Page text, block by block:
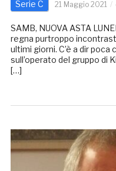
Serie C 21 Maggio 2021
SAMB, NUOVA ASTA
regna purtroppo
ultimi giorni. C’è a dir
sull’operato del gruppo di
[…]